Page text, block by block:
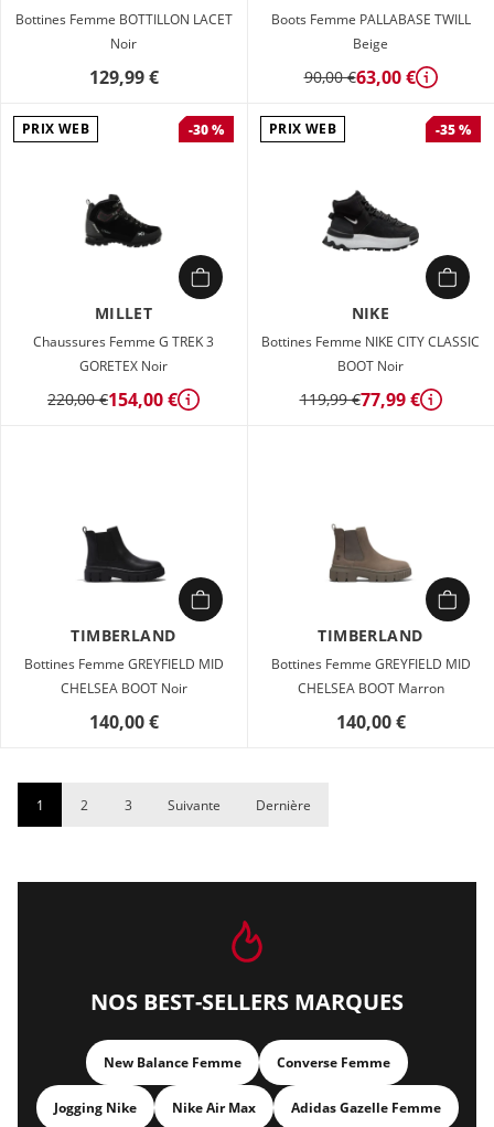
Bottines Femme BOTTILLON LACET
Noir
129,99 €
Boots Femme PALLABASE TWILL
Beige
90,00 €63,00 € Détails
PRIX WEB -30 %
MILLET
Chaussures Femme G TREK 3
GORETEX Noir
220,00 €154,00 € Détails
PRIX WEB -35 %
NIKE
Bottines Femme NIKE CITY CLASSIC
BOOT Noir
119,99 €77,99 € Détails
TIMBERLAND
Bottines Femme GREYFIELD MID
CHELSEA BOOT Noir
140,00 €
TIMBERLAND
Bottines Femme GREYFIELD MID
CHELSEA BOOT Marron
140,00 €
1 2 3 Suivante Dernière
NOS BEST-SELLERS MARQUES
New Balance Femme Converse Femme
Jogging Nike Nike Air Max Adidas Gazelle Femme